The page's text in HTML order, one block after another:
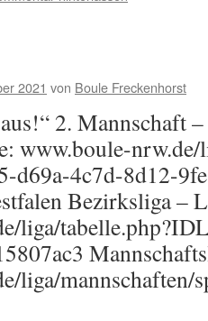
2021 von Boule Freckenhorst
2. Mannschaft
www.boule-nrw.de/
d69a-4c7d-8d12-
Bezirksliga –
liga/
liga/mannschaften/